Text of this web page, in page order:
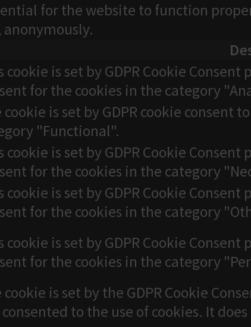
for the website to function
cookie is set by GDPR Cookie
for the cookies in the category
cookie is set by GDPR cookie consent
"Functional".
cookie is set by GDPR Cookie
for the cookies in the category
cookie is set by GDPR Cookie
for the cookies in the category
cookie is set by GDPR Cookie
for the cookies in the category
cookie is set by the GDPR Cookie
consented to the use of cookies. It